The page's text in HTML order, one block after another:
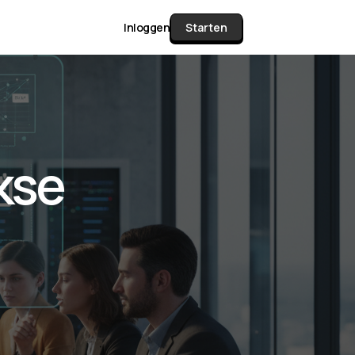
Matrix
alle pakketten en mogelijkheden
documenten verzamelen en facturen
tot controleren, boeken, bank
& klant dashboard.
Inloggen Starten